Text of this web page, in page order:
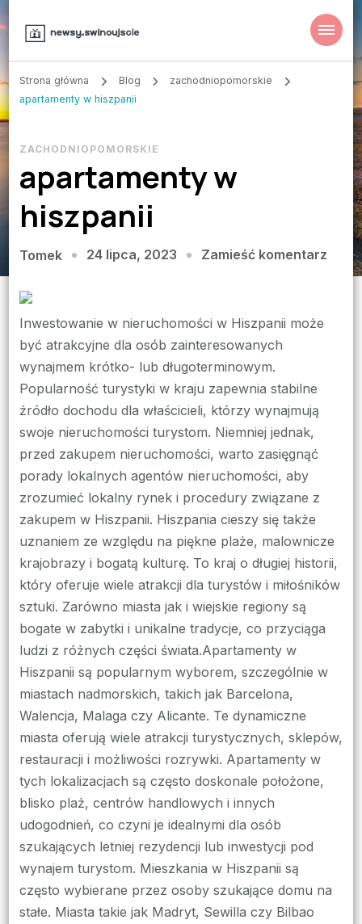
Strona główna Blog
zachodniopomorskie
apartamenty w hiszpanii
ZACHODNIOPOMORSKIE
apartamenty w
hiszpanii
Tomek 24 lipca, 2023 Zamieść komentarzwe
Inwestowanie w nieruchomości w Hiszpanii może
być atrakcyjne dla osób zainteresowanych
wynajmem krótko- lub długoterminowym.
Popularność turystyki w kraju zapewnia stabilne
źródło dochodu dla właścicieli, którzy wynajmują
swoje nieruchomości turystom. Niemniej jednak,
przed zakupem nieruchomości, warto zasięgnąć
porady lokalnych agentów nieruchomości, aby
zrozumieć lokalny rynek i procedury związane z
zakupem w Hiszpanii. Hiszpania cieszy się także
uznaniem ze względu na piękne plaże, malownicze
krajobrazy i bogatą kulturę. To kraj o długiej historii,
który oferuje wiele atrakcji dla turystów i miłośników
sztuki. Zarówno miasta jak i wiejskie regiony są
bogate w zabytki i unikalne tradycje, co przyciąga
ludzi z różnych części świata.Apartamenty w
Hiszpanii są popularnym wyborem, szczególnie w
miastach nadmorskich, takich jak Barcelona,
Walencja, Malaga czy Alicante. Te dynamiczne
miasta oferują wiele atrakcji turystycznych, sklepów,
restauracji i możliwości rozrywki. Apartamenty w
tych lokalizacjach są często doskonale położone,
blisko plaż, centrów handlowych i innych
udogodnień, co czyni je idealnymi dla osób
szukających letniej rezydencji lub inwestycji pod
wynajem turystom. Mieszkania w Hiszpanii są
często wybierane przez osoby szukające domu na
stałe. Miasta takie jak Madryt, Sewilla czy Bilbao